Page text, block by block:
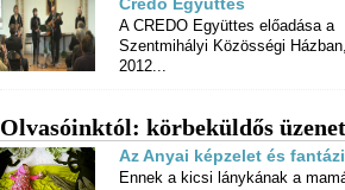
A CREDO Együttes előadása a
Szentmihályi Közösségi Házban,
2012...
Olvasóinktól: körbeküldős
Az Anyai képzelet és
Ennek a kicsi lánykának a
amúgy